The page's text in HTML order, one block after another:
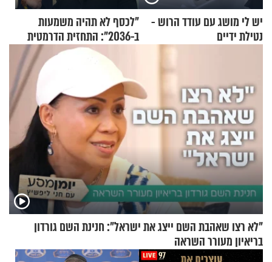
יש לי מושג עם עודד הרוש -
נטילת ידיים
"לכסף לא תהיה משמעות
ב-2036": התחזית הדרמטית
של אילון מאסק על עתיד
הכלכלה
"לא רצו שאהבת השם ייצג את ישראל": חנינת השם גורדון
בריאיון מעורר השראה